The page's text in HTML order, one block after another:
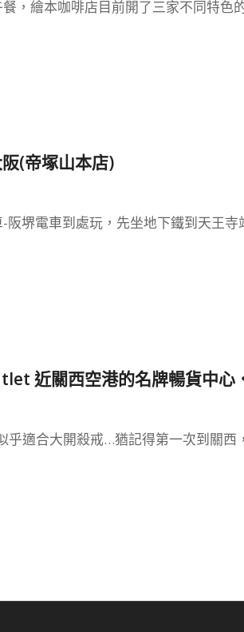
，繪本咖啡店目前開了三家不同特色
(帝塚山本店)
堺電車到處玩，先坐地下鐵到天王
近關西空港的名牌暢貨中
乎適合大開殺戒…猶記得第一次到關